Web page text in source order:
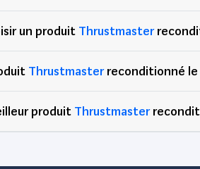
un produit Thrustmaster
Thrustmasterreconditionné le
produit Thrustmaster